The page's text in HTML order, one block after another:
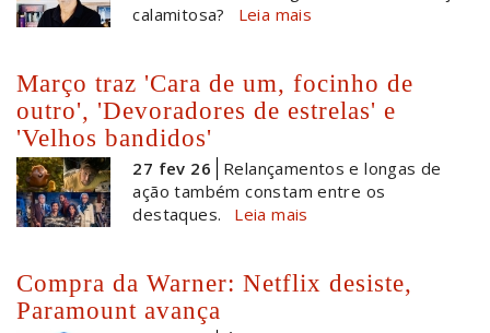
calamitosa?
Leia mais
Março traz 'Cara de um, focinho de
outro', 'Devoradores de estrelas' e
'Velhos bandidos'
27 fev 26
Relançamentos e longas de
ação também constam entre os
destaques.
Leia mais
Compra da Warner: Netflix desiste,
Paramount avança